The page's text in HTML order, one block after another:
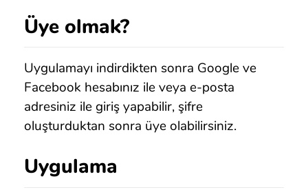
Üye olmak?
Uygulamayı indirdikten sonra Google ve
Facebook hesabınız ile veya e-posta
adresiniz ile giriş yapabilir, şifre
oluşturduktan sonra üye olabilirsiniz.
Uygulama